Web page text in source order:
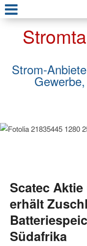
Strom-
Scatec
erhält
Südafrika